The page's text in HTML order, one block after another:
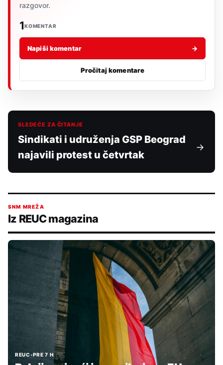
razgovor.
1KOMENTAR
Napiši komentar →
Pročitaj komentare
SLEDEĆE ZA ČITANJE
Sindikati i udruženja GSP Beograd
najavili protest u četvrtak
SNM MREŽA
Iz REUC magazina
REUC•PRE 7 H